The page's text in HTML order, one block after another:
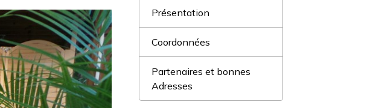
Présentation
Coordonnées
Partenaires et bonnes
Adresses